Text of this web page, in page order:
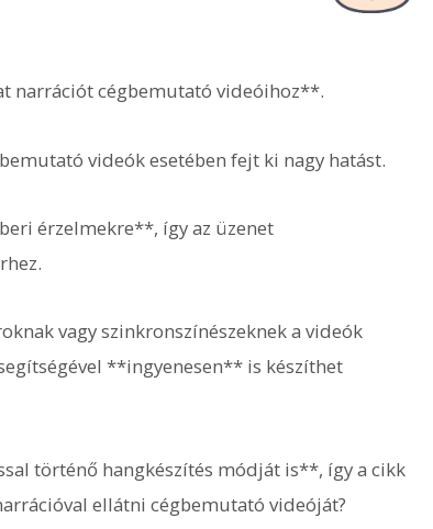
narrációt cégbemutató videóihoz**.
videók esetében fejt ki nagy hatást.
érzelmekre**, így az üzenet
vagy szinkronszínészeknek a videók
**ingyenesen** is készíthet
történő hangkészítés módját is**, így a cikk
ellátni cégbemutató videóját?